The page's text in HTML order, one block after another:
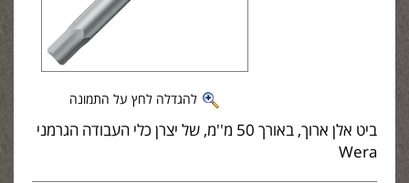
להגדלה לחץ על התמונה
ביט אלן ארוך, באורך 50 מ''מ, של יצרן כלי העבודה הגרמני
Wera